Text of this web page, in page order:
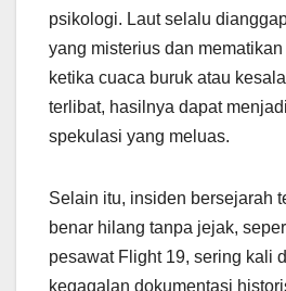
psikologi. Laut selalu
yang misterius dan
ketika cuaca buruk atau
terlibat, hasilnya dapat
spekulasi yang meluas.
Selain itu, insiden bersejarah
benar hilang tanpa jejak,
pesawat Flight 19, sering kali
kegagalan dokumentasi